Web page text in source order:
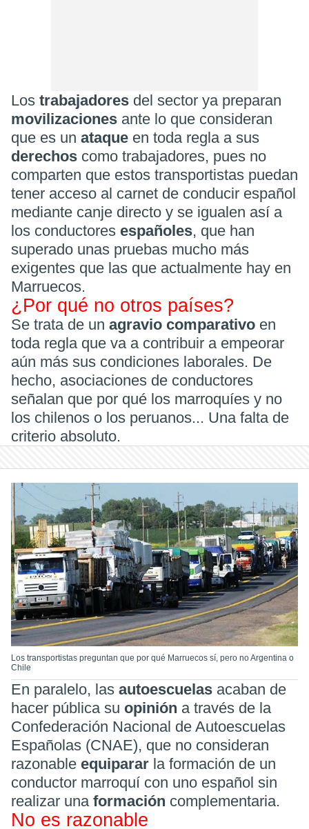
Los trabajadores del sector ya preparan
movilizaciones ante lo que consideran
que es un ataque en toda regla a sus
derechos como trabajadores, pues no
comparten que estos transportistas puedan
tener acceso al carnet de conducir español
mediante canje directo y se igualen así a
los conductores españoles, que han
superado unas pruebas mucho más
exigentes que las que actualmente hay en
Marruecos.
¿Por qué no otros países?
Se trata de un agravio comparativo en
toda regla que va a contribuir a empeorar
aún más sus condiciones laborales. De
hecho, asociaciones de conductores
señalan que por qué los marroquíes y no
los chilenos o los peruanos... Una falta de
criterio absoluto.
Los transportistas preguntan que por qué Marruecos sí, pero no Argentina o
Chile
En paralelo, las autoescuelas acaban de
hacer pública su opinión a través de la
Confederación Nacional de Autoescuelas
Españolas (CNAE), que no consideran
razonable equiparar la formación de un
conductor marroquí con uno español sin
realizar una formación complementaria.
No es razonable